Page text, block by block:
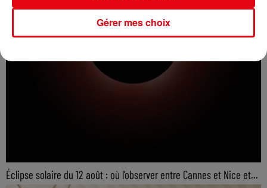
Éclipse solaire du 12 août : où l’observer entre Cannes et Nice et...
Gérer mes choix